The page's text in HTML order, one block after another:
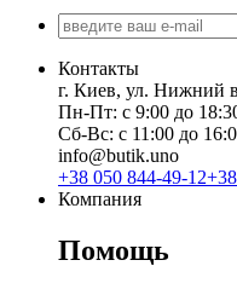
Контакты
г. Киев, ул. Нижний
Пн-Пт: с 9:00 до
Сб-Вс: с 11:00 до
info@butik.uno
+38 050 844-49-12
Компания
Помощь